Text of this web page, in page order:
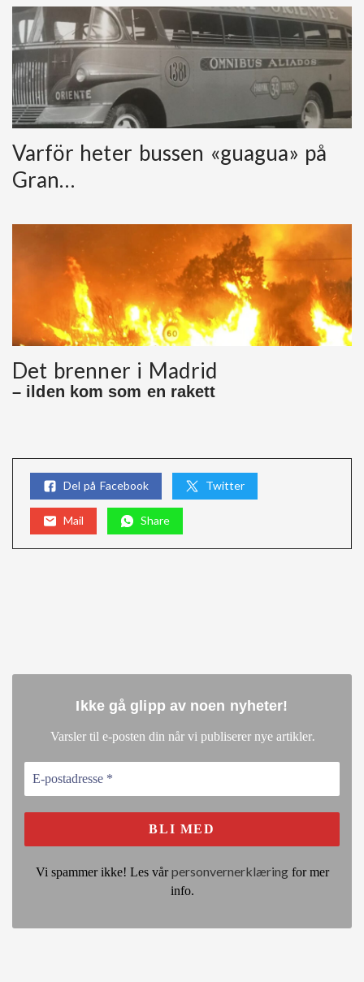
Varför heter bussen «guagua» på
Gran…
Det brenner i Madrid
– ilden kom som en rakett
Del på Facebook Twitter
Mail Share
Ikke gå glipp av noen nyheter!
Varsler til e-posten din når vi publiserer nye artikler.
Vi spammer ikke! Les vårpersonvernerklæringfor mer
info.